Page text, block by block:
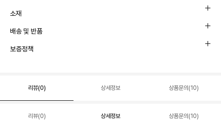
소재
배송 및 반품
보증정책
리뷰(0) 상세정보 상품문의(10)
리뷰(0) 상세정보 상품문의(10)